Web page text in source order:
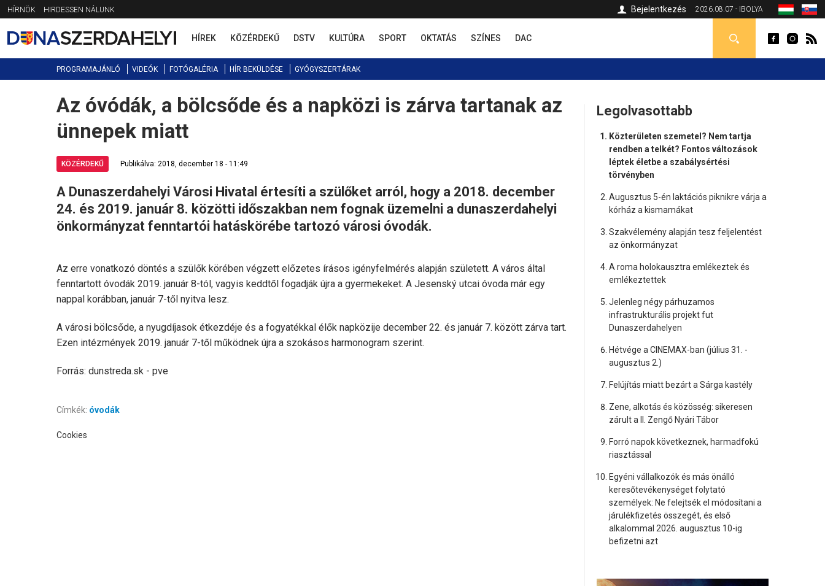
Jump
to
navigation
HÍRNÖK HIRDESSEN NÁLUNK 2026.08.07 - IBOLYA
Bejelentkezés
HÍREK KÖZÉRDEKŰ DSTV KULTÚRA SPORT OKTATÁS SZÍNES DAC
PROGRAMAJÁNLÓ VIDEÓK FOTÓGALÉRIA HÍR BEKÜLDÉSE GYÓGYSZERTÁRAK
Back
to
top
Az óvódák, a bölcsőde és a napközi is zárva tartanak az
ünnepek miatt
KÖZÉRDEKŰ Publikálva: 2018, december 18 - 11:49
A Dunaszerdahelyi Városi Hivatal értesíti a szülőket arról, hogy a 2018. december
24. és 2019. január 8. közötti időszakban nem fognak üzemelni a dunaszerdahelyi
önkormányzat fenntartói hatáskörébe tartozó városi óvodák.
Az erre vonatkozó döntés a szülők körében végzett előzetes írásos igényfelmérés alapján született. A város által
fenntartott óvodák 2019. január 8-tól, vagyis keddtől fogadják újra a gyermekeket. A Jesenský utcai óvoda már egy
nappal korábban, január 7-től nyitva lesz.
A városi bölcsőde, a nyugdíjasok étkezdéje és a fogyatékkal élők napközije december 22. és január 7. között zárva tart.
Ezen intézmények 2019. január 7-től működnek újra a szokásos harmonogram szerint.
Forrás: dunstreda.sk - pve
Címkék: óvodák
Cookies
Legolvasottabb
Közterületen szemetel? Nem tartja
rendben a telkét? Fontos változások
léptek életbe a szabálysértési
törvényben
Augusztus 5-én laktációs piknikre várja a
kórház a kismamákat
Szakvélemény alapján tesz feljelentést
az önkormányzat
A roma holokausztra emlékeztek és
emlékeztettek
Jelenleg négy párhuzamos
infrastrukturális projekt fut
Dunaszerdahelyen
Hétvége a CINEMAX-ban (július 31. -
augusztus 2.)
Felújítás miatt bezárt a Sárga kastély
Zene, alkotás és közösség: sikeresen
zárult a II. Zengő Nyári Tábor
Forró napok következnek, harmadfokú
riasztással
Egyéni vállalkozók és más önálló
keresőtevékenységet folytató
személyek: Ne felejtsék el módosítani a
járulékfizetés összegét, és első
alkalommal 2026. augusztus 10-ig
befizetni azt